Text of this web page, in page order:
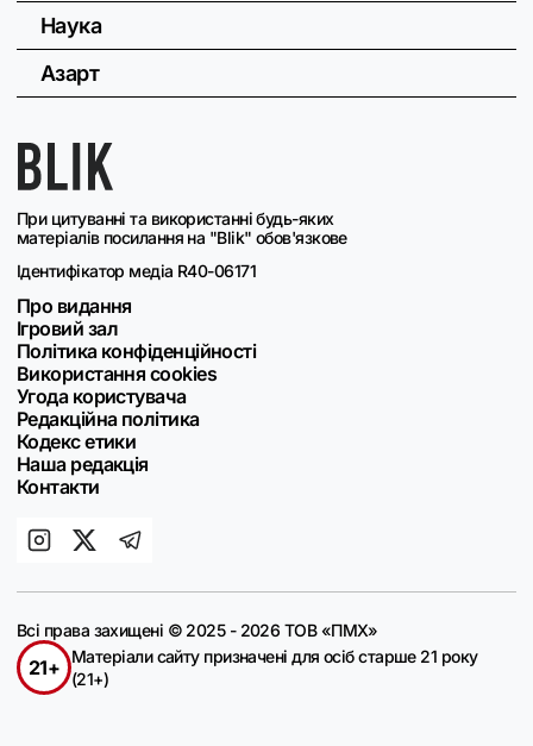
При цитуванні та використанні будь-яких
матеріалів посилання на "Blik" обов'язкове
Ідентифікатор медіа R40-06171
Про видання
Ігровий зал
Політика конфіденційності
Використання cookies
Угода користувача
Редакційна політика
Кодекс етики
Наша редакція
Контакти
Наука
Азарт
Всі права захищені © 2025 - 2026 ТОВ «ПМХ»
21+
Матеріали сайту призначені для осіб старше 21 року
(21+)